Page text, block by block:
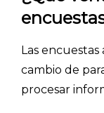
Las
cambio de
procesar